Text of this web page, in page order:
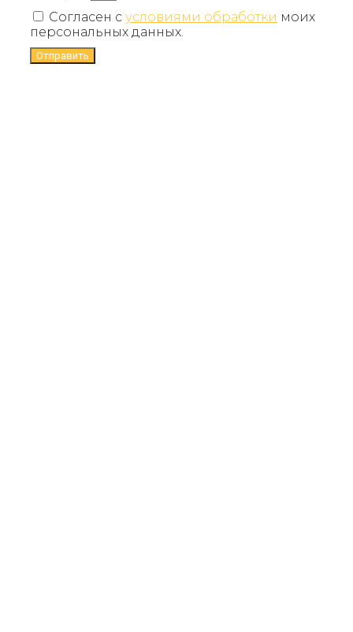
Согласен с условиями обработки моих
персональных данных.
Отправить